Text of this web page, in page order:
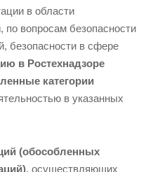
в области
вопросам безопасности
безопасности в сфере
в Ростехнадзоре
категории
в указанных
(обособленных
, осуществляющих